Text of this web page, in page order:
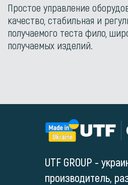
Простое управление
качество, стабильная и
получаемого теста фило,
получаемых изделий.
UTF GROUP -
производитель,